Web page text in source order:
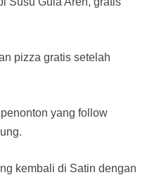
pizza gratis setelah
yang follow
kembali di Satin dengan